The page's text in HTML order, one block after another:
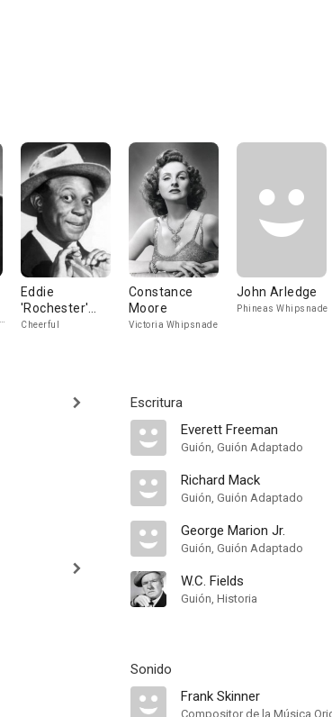
Eddie
'Rochester'
Anderson
Cheerful
Constance
Moore
Victoria Whipsnade
John Arledge
Phineas Whipsnade
Escritura
Everett Freeman
Guión, Guión Adaptado
Richard Mack
Guión, Guión Adaptado
George Marion Jr.
Guión, Guión Adaptado
W.C. Fields
Guión, Historia
Sonido
Frank Skinner
Compositor de la Música